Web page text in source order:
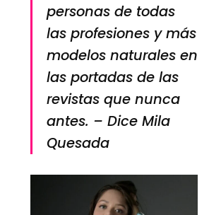
personas de todas
las profesiones y más
modelos naturales en
las portadas de las
revistas que nunca
antes. – Dice Mila
Quesada